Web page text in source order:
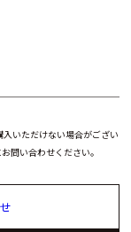
いただけない場合がござい
問い合わせください。